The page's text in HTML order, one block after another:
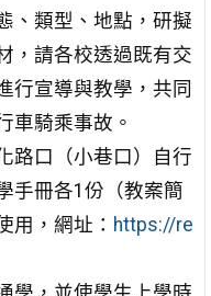
、類型、地點，研擬
，請各校透過既有交
行宣導與教學，共同
車騎乘事故。
路口（小巷口）自行
手冊各1份（教案簡
用，網址： https://re